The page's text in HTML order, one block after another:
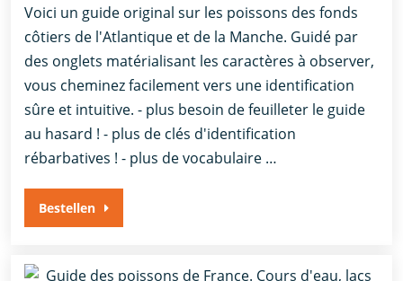
Voici un guide original sur les poissons des fonds
côtiers de l'Atlantique et de la Manche. Guidé par
des onglets matérialisant les caractères à observer,
vous cheminez facilement vers une identification
sûre et intuitive. - plus besoin de feuilleter le guide
au hasard ! - plus de clés d'identification
rébarbatives ! - plus de vocabulaire …
Bestellen